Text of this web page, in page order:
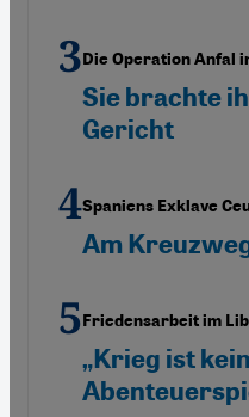
Die Operation Anfal
Sie brachte
Gericht
Spaniens Exklave
Am
Friedensarbeit im
„Krieg ist kein